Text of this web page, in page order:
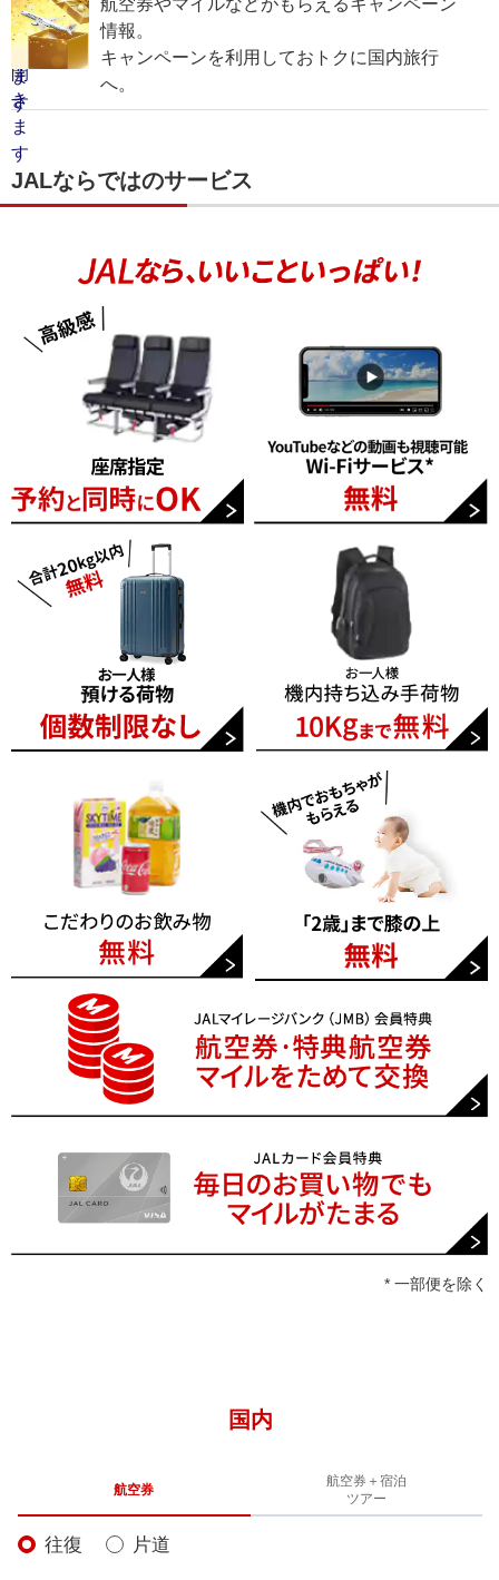
航空券やマイルなどがもらえるキャンペーン
情報。
キャンペーンを利用しておトクに国内旅行
へ。
JALならではのサービス
* 一部便を除く
国内
航空券
航空券＋宿泊
ツアー
往復 片道